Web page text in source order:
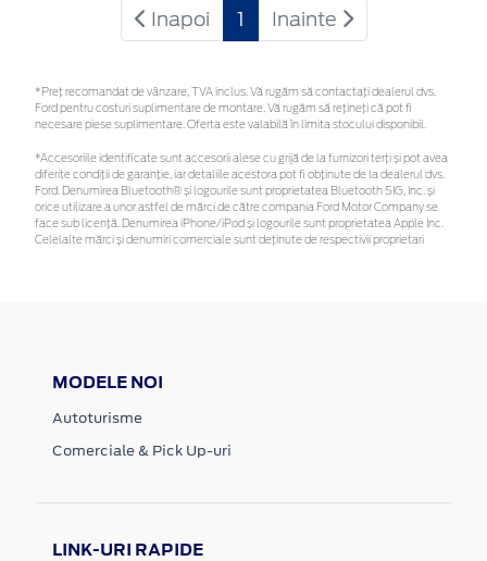
Inapoi 1 Inainte
*Preţ recomandat de vânzare, TVA inclus. Vă rugăm să contactaţi dealerul dvs.
Ford pentru costuri suplimentare de montare. Vă rugăm să rețineți că pot fi
necesare piese suplimentare. Oferta este valabilă în limita stocului disponibil.
*Accesoriile identificate sunt accesorii alese cu grijă de la furnizori terți și pot avea
diferite condiții de garanție, iar detaliile acestora pot fi obținute de la dealerul dvs.
Ford. Denumirea Bluetooth® și logourile sunt proprietatea Bluetooth SIG, Inc. și
orice utilizare a unor astfel de mărci de către compania Ford Motor Company se
face sub licență. Denumirea iPhone/iPod și logourile sunt proprietatea Apple Inc.
Celelalte mărci și denumiri comerciale sunt deținute de respectivii proprietari
MODELE NOI
Autoturisme
Comerciale & Pick Up-uri
LINK-URI RAPIDE